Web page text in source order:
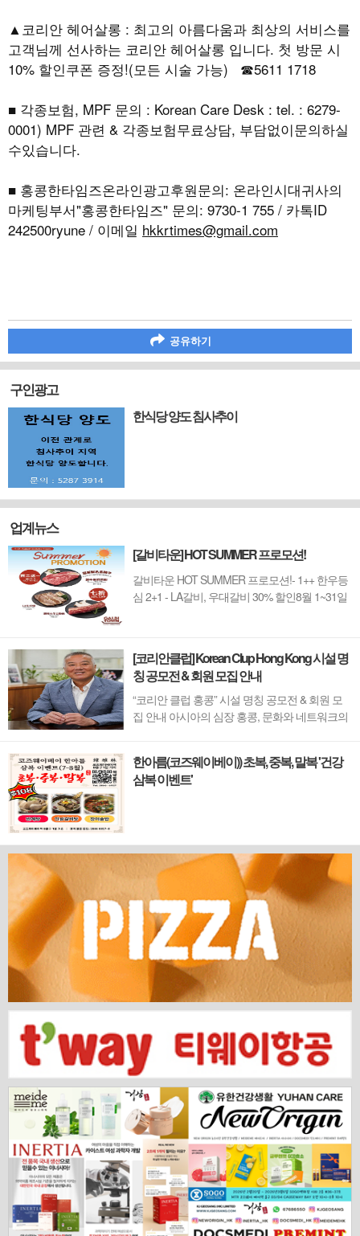
▲코리안 헤어살롱 : 최고의 아름다움과 최상의 서비스를
고객님께 선사하는 코리안 헤어살롱 입니다. 첫 방문 시
10% 할인쿠폰 증정!(모든 시술 가능) ☎5611 1718
■ 각종보험, MPF 문의 : Korean Care Desk : tel. : 6279-
0001) MPF 관련 & 각종보험무료상담, 부담없이문의하실
수있습니다.
■ 홍콩한타임즈온라인광고후원문의: 온라인시대귀사의
마케팅부서"홍콩한타임즈" 문의: 9730-1 755 / 카톡ID
242500ryune / 이메일 hkkrtimes@gmail.com
공유하기
구인광고
한식당 양도 침사추이
업계뉴스
[갈비타운] HOT SUMMER 프로모션!
갈비타운 HOT SUMMER 프로모션!- 1++ 한우등
심 2+1 - LA갈비, 우대갈비 30% 할인8월 1~31일
[코리안클럽] Korean Clup Hong Kong 시설 명
칭 공모전 & 회원 모집 안내
“코리안 클럽 홍콩” 시설 명칭 공모전 & 회원 모
집 안내 아시아의 심장 홍콩, 문화와 네트워크의
홍콩. 이 역동적인 글로벌 허브의 중심에서 한국
의 깊이 있는 문화유산과 세계적 감각을 잇는 새
한아름(코즈웨이베이)) 초복, 중복, 말복 '건강
삼복 이벤트'